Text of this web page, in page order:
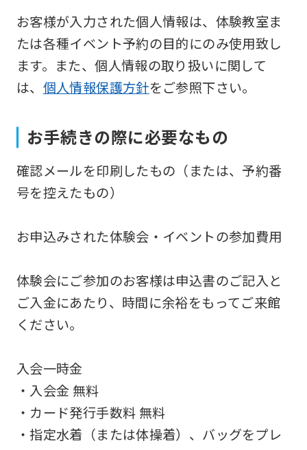
お客様が入力された個人情報は、体験教室ま
たは各種イベント予約の目的にのみ使用致し
ます。また、個人情報の取り扱いに関して
は、 個人情報保護方針をご参照下さい。
お手続きの際に必要なもの
確認メールを印刷したもの（または、予約番
号を控えたもの）
お申込みされた体験会・イベントの参加費用
体験会にご参加のお客様は申込書のご記入と
ご入金にあたり、時間に余裕をもってご来館
ください。
入会一時金
・入会金 無料
・カード発行手数料 無料
・指定水着（または体操着）、バッグをプレ
mechanically,
so
it
may
not
an
accurate
translation
differ
from
ask
that